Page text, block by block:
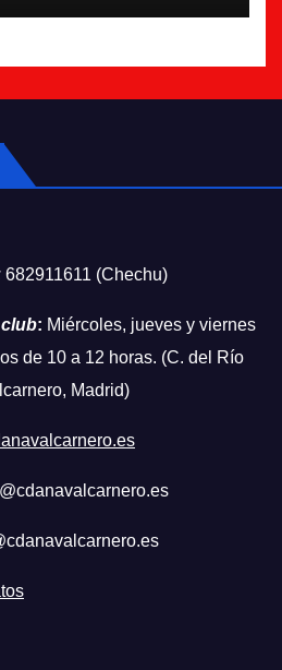
682911611 (Chechu)
: Miércoles, jueves y viernes
de 10 a 12 horas. (C. del Río
Madrid)